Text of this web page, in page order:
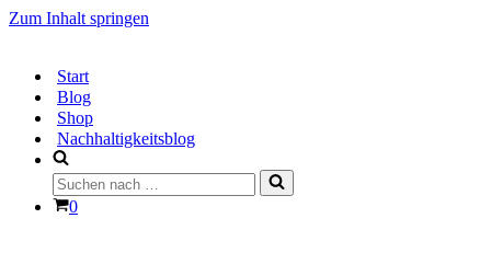
Zum Inhalt springen
Start
Blog
Shop
Nachhaltigkeitsblog
Suchen
nach …
Warenkorb
0